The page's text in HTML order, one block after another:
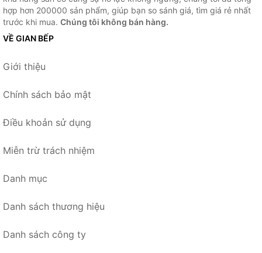
hợp hơn 200000 sản phẩm, giúp bạn so sánh giá, tìm giá rẻ nhất
trước khi mua. Chúng tôi không bán hàng.
VỀ GIAN BẾP
Giới thiệu
Chính sách bảo mật
Điều khoản sử dụng
Miễn trừ trách nhiệm
Danh mục
Danh sách thương hiệu
Danh sách công ty